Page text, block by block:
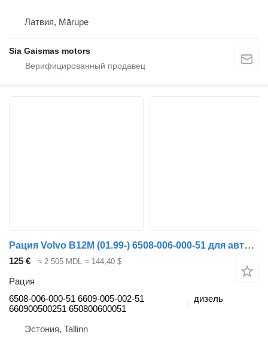
Латвия, Mārupe
Sia Gaismas motors
Рация Volvo B12M (01.99-) 6508-006-000-51 для автобуса Volvo B6, B7, B9, B10, B12 bus (1978-2011)
125 € ≈ 2 505 MDL ≈ 144,40 $
Рация
6508-006-000-51 6609-005-002-51
660900500251 650800600051
дизель
Эстония, Tallinn